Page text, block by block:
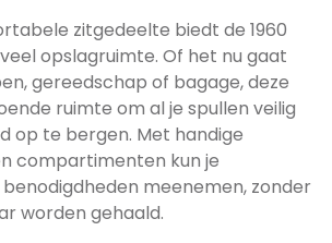
zitgedeelte biedt de 1960
opslagruimte. Of het nu gaat
gereedschap of bagage, deze
ruimte om al je spullen veilig
op te bergen. Met handige
compartimenten kun je
meenemen, zonder
worden gehaald.